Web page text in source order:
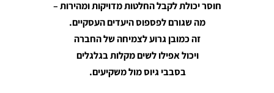
חוסר יכולת לקבל החלטות מדויקות ומהירות –
מה שגורם לפספוס היעדים העסקיים.
זה כמובן גרוע לצמיחה של החברה
ויכול אפילו לשים מקלות בגלגלים
בסבבי גיוס מול משקיעים.